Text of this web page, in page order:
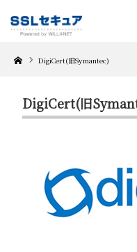
Home DigiCert(旧Symantec)
DigiCert(旧